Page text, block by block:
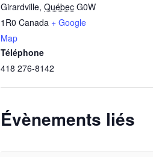
Girardville, Québec G0W
1R0 Canada + Google
Map
Téléphone
418 276-8142
Évènements liés